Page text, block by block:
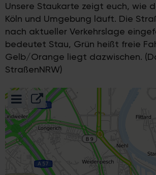
Unsere Staukarte zeigt euch, wie
Köln und Umgebung läuft. Die
nach aktueller Verkehrslage
bedeutet Stau, Grün heißt freie
Gelb/Orange liegt dazwischen.
StraßenNRW)